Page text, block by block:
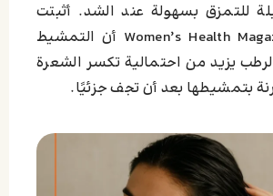
للتمزق بسهولة عند الشد. أثبتت
دراسة من Women’s Health Magazine أن التمشيط
يزيد من احتمالية تكسر الشعرة